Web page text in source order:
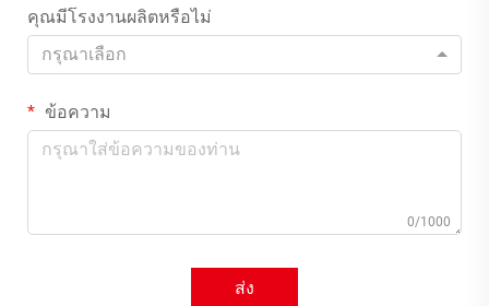
คุณมีโรงงานผลิตหรือไม่
กรุณาเลือก
ข้อความ
0/1000
ส่ง